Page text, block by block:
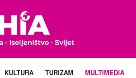
KULTURA TURIZAM MULTIMEDIA